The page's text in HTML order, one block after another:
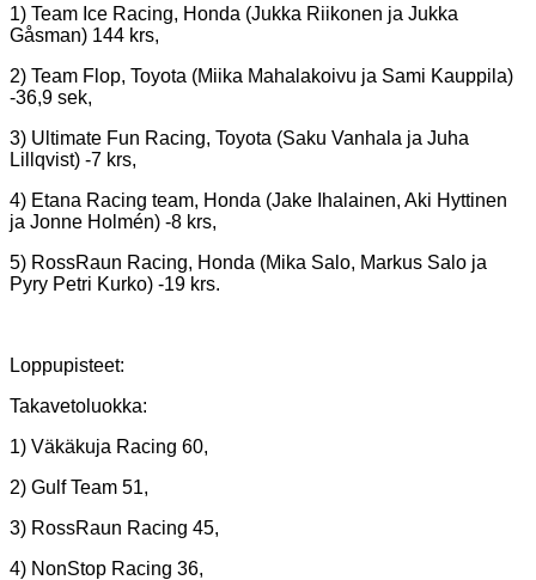
1) Team Ice Racing, Honda (Jukka Riikonen ja Jukka
Gåsman) 144 krs,
2) Team Flop, Toyota (Miika Mahalakoivu ja Sami Kauppila)
-36,9 sek,
3) Ultimate Fun Racing, Toyota (Saku Vanhala ja Juha
Lillqvist) -7 krs,
4) Etana Racing team, Honda (Jake Ihalainen, Aki Hyttinen
ja Jonne Holmén) -8 krs,
5) RossRaun Racing, Honda (Mika Salo, Markus Salo ja
Pyry Petri Kurko) -19 krs.
Loppupisteet:
Takavetoluokka:
1) Väkäkuja Racing 60,
2) Gulf Team 51,
3) RossRaun Racing 45,
4) NonStop Racing 36,